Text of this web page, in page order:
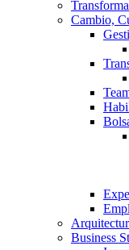
Cambio,
Business